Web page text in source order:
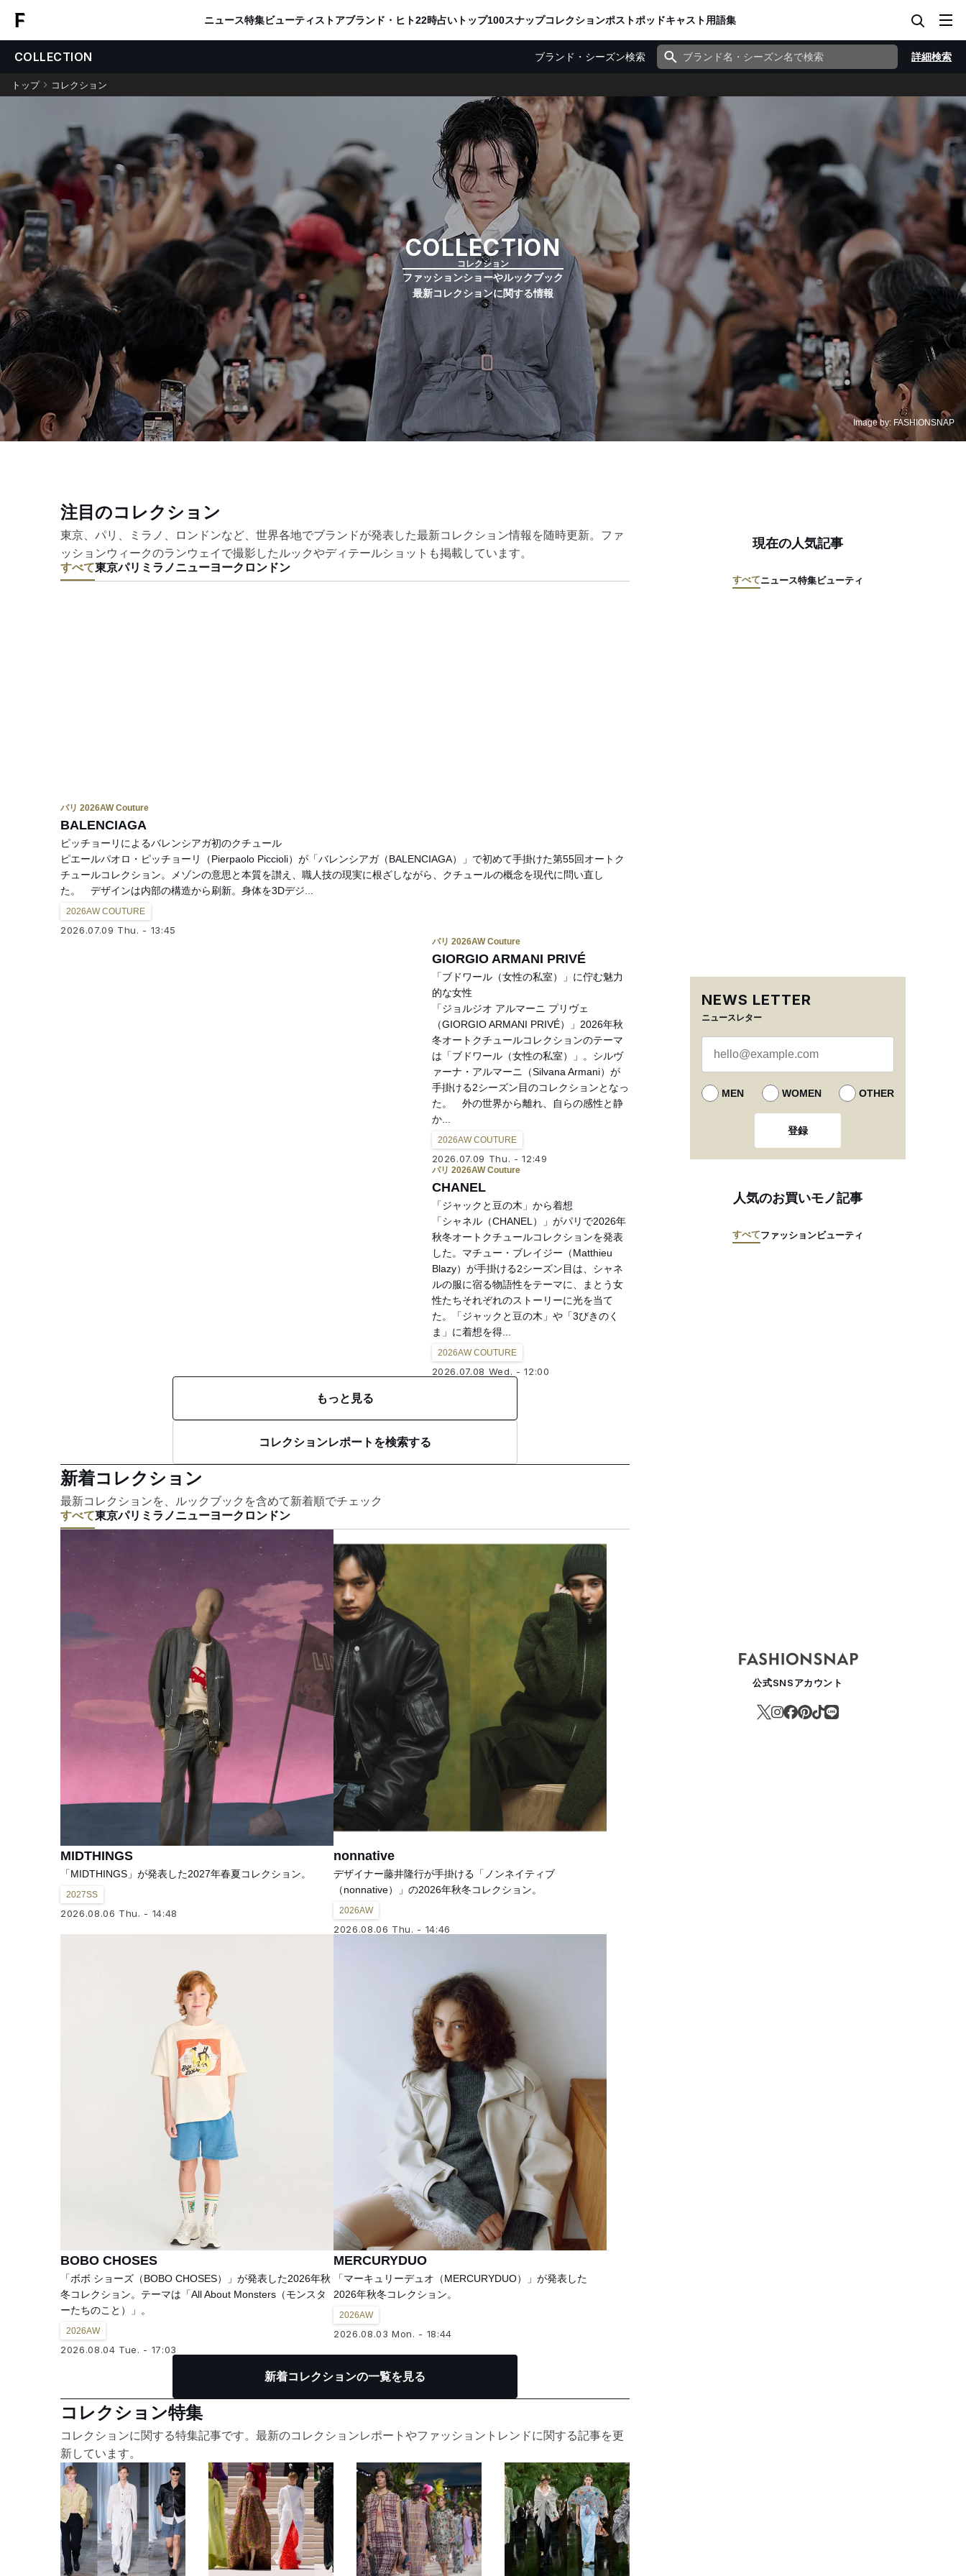
ニュース特集ビューティ ストアブランド・ヒト22時占い トップ100スナップコレクションポストポッドキャスト用語集
COLLECTION ブランド・シーズン検索 詳細検索
トップ コレクション
COLLECTION
コレクション
ファッションショーやルックブック
最新コレクションに関する情報
Image by: FASHIONSNAP
注目のコレクション
東京、パリ、ミラノ、ロンドンなど、世界各地でブランドが発表した最新コレクション情報を随時更新。ファ
ッションウィークのランウェイで撮影したルックやディテールショットも掲載しています。
すべて東京パリ ミラノニューヨーク ロンドン
パリ 2026AW Couture
BALENCIAGA
ピッチョーリによるバレンシアガ初のクチュール
ピエールパオロ・ピッチョーリ（Pierpaolo Piccioli）が「バレンシアガ（BALENCIAGA）」で初めて手掛けた第55回オートク
チュールコレクション。メゾンの意思と本質を讃え、職人技の現実に根ざしながら、クチュールの概念を現代に問い直し
た。 デザインは内部の構造から刷新。身体を3Dデジ...
2026AW COUTURE
2026.07.09 Thu. - 13:45
パリ 2026AW Couture
GIORGIO ARMANI PRIVÉ
「ブドワール（女性の私室）」に佇む魅力
的な女性
「ジョルジオ アルマーニ プリヴェ
（GIORGIO ARMANI PRIVÉ）」2026年秋
冬オートクチュールコレクションのテーマ
は「ブドワール（女性の私室）」。シルヴ
ァーナ・アルマーニ（Silvana Armani）が
手掛ける2シーズン目のコレクションとなっ
た。 外の世界から離れ、自らの感性と静
か...
2026AW COUTURE
2026.07.09 Thu. - 12:49
パリ 2026AW Couture
CHANEL
「ジャックと豆の木」から着想
「シャネル（CHANEL）」がパリで2026年
秋冬オートクチュールコレクションを発表
した。マチュー・ブレイジー（Matthieu
Blazy）が手掛ける2シーズン目は、シャネ
ルの服に宿る物語性をテーマに、まとう女
性たちそれぞれのストーリーに光を当て
た。「ジャックと豆の木」や「3びきのく
ま」に着想を得...
2026AW COUTURE
2026.07.08 Wed. - 12:00
もっと見る
コレクションレポートを検索する
新着コレクション
最新コレクションを、ルックブックを含めて新着順でチェック
すべて東京パリ ミラノニューヨーク ロンドン
MIDTHINGS
「MIDTHINGS」が発表した2027年春夏コレクション。
2027SS
2026.08.06 Thu. - 14:48
nonnative
デザイナー藤井隆行が手掛ける「ノンネイティブ
（nonnative）」の2026年秋冬コレクション。
2026AW
2026.08.06 Thu. - 14:46
BOBO CHOSES
「ボボ ショーズ（BOBO CHOSES）」が発表した2026年秋
冬コレクション。テーマは「All About Monsters（モンスタ
ーたちのこと）」。
2026AW
2026.08.04 Tue. - 17:03
MERCURYDUO
「マーキュリーデュオ（MERCURYDUO）」が発表した
2026年秋冬コレクション。
2026AW
2026.08.03 Mon. - 18:44
新着コレクションの一覧を見る
コレクション特集
コレクションに関する特集記事です。最新のコレクションレポートやファッショントレンドに関する記事を更
新しています。
現在の人気記事
すべてニュース特集ビューティ
NEWS LETTER
ニュースレター
MEN WOMEN OTHER
登録
人気のお買いモノ記事
すべてファッションビューティ
公式SNSアカウント